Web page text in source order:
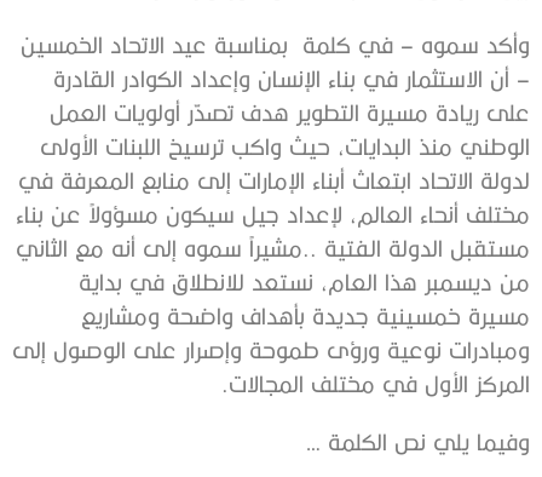
وأكد سموه – في كلمة بمناسبة عيد الاتحاد الخمسين
– أن الاستثمار في بناء الإنسان وإعداد الكوادر القادرة
على ريادة مسيرة التطوير هدف تصدّر أولويات العمل
الوطني منذ البدايات، حيث واكب ترسيخ اللبنات الأولى
لدولة الاتحاد ابتعاث أبناء الإمارات إلى منابع المعرفة في
مختلف أنحاء العالم، لإعداد جيل سيكون مسؤولاً عن بناء
مستقبل الدولة الفتية ..مشيراً سموه إلى أنه مع الثاني
من ديسمبر هذا العام، نستعد للانطلاق في بداية
مسيرة خمسينية جديدة بأهداف واضحة ومشاريع
ومبادرات نوعية ورؤى طموحة وإصرار على الوصول إلى
المركز الأول في مختلف المجالات.
وفيما يلي نص الكلمة …